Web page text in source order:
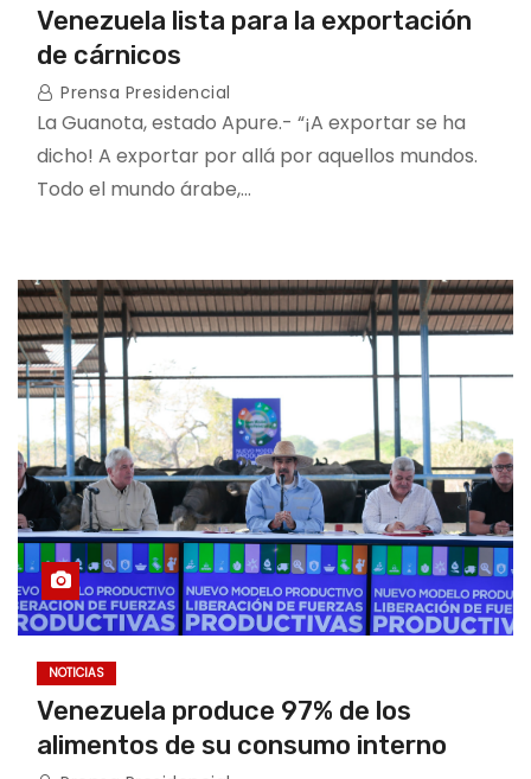
Venezuela lista para la exportación
de cárnicos
Prensa Presidencial
La Guanota, estado Apure.- “¡A exportar se ha
dicho! A exportar por allá por aquellos mundos.
Todo el mundo árabe,…
NOTICIAS
Venezuela produce 97% de los
alimentos de su consumo interno